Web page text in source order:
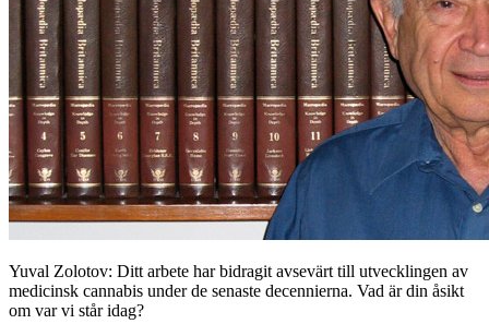
Yuval Zolotov: Ditt arbete har bidragit avsevärt till utvecklingen av
medicinsk cannabis under de senaste decennierna. Vad är din åsikt
om var vi står idag?